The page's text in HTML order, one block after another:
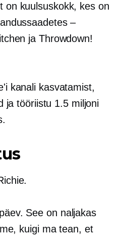
on kuulsuskokk, kes on
–
ja Throwdown!
kanali kasvatamist,
ja tööriistu 1.5 miljoni
See on naljakas
kuigi ma tean, et